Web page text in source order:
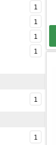
1
1
1
1
1
1